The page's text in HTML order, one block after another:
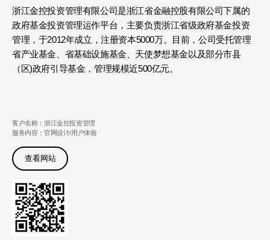
浙江金控投资管理有限公司是浙江省金融控股有限公司下属的
政府基金投资管理运作平台，主要负责浙江省级政府基金投资
管理，于2012年成立，注册资本5000万。目前，公司受托管理
省产业基金、省基础设施基金、天使梦想基金以及部分市县
（区)政府引导基金，管理规模近500亿元。
客户名称：浙江金控投资管理
服务内容：官网设计/用户体验
查看网站